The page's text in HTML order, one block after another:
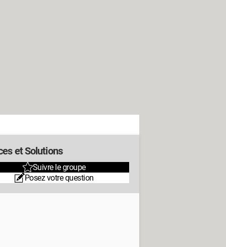
et Solutions
Suivre le groupe
Posez votre question